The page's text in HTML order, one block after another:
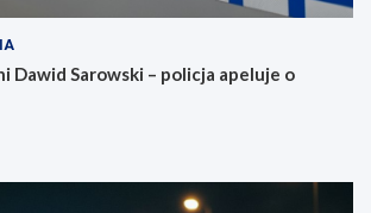
Dawid Sarowski – policja apeluje o